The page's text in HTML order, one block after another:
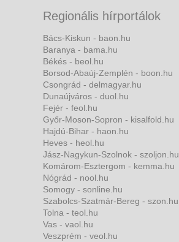
Regionális hírportálok
Bács-Kiskun - baon.hu
Baranya - bama.hu
Békés - beol.hu
Borsod-Abaúj-Zemplén - boon.hu
Csongrád - delmagyar.hu
Dunaújváros - duol.hu
Fejér - feol.hu
Győr-Moson-Sopron - kisalfold.hu
Hajdú-Bihar - haon.hu
Heves - heol.hu
Jász-Nagykun-Szolnok - szoljon.hu
Komárom-Esztergom - kemma.hu
Nógrád - nool.hu
Somogy - sonline.hu
Szabolcs-Szatmár-Bereg - szon.hu
Tolna - teol.hu
Vas - vaol.hu
Veszprém - veol.hu